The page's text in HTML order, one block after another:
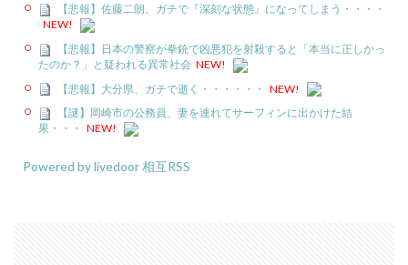
【悲報】佐藤二朗、ガチで『深刻な状態』になってしまう・・・・
NEW!
【悲報】日本の警察が拳銃で凶悪犯を射殺すると「本当に正しかっ
たのか？」と疑われる異常社会 NEW!
【悲報】大分県、ガチで逝く・・・・・・
NEW!
【謎】岡崎市の公務員、妻を連れてサーフィンに出かけた結
果・・・
NEW!
Powered by livedoor 相互RSS